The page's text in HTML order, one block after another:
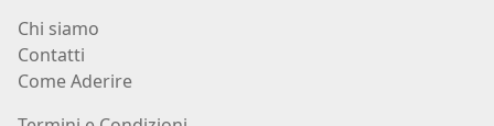
Paola
Martinella
Chi siamo
Contatti
Come Aderire